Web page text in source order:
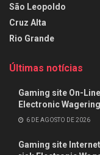
São Leopoldo
Cruz Alta
Rio Grande
Últimas notícias
Gaming site On-
Electronic Wagering
6 DE AGOSTO DE 2026
Gaming site